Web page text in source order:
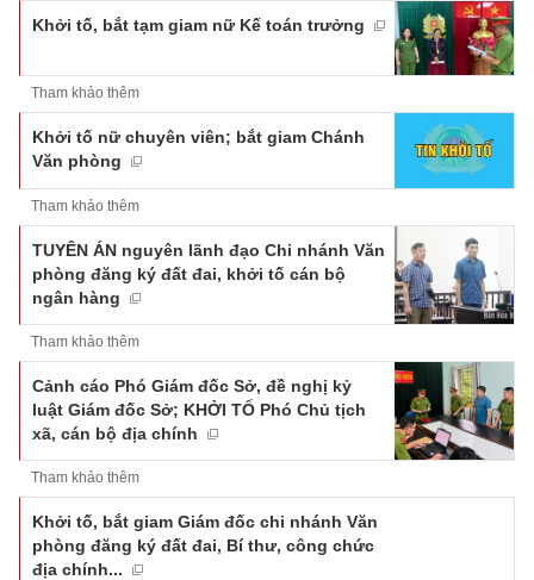
Khởi tố, bắt tạm giam nữ Kế toán trưởng
Tham khảo thêm
Khởi tố nữ chuyên viên; bắt giam Chánh
Văn phòng
Tham khảo thêm
TUYÊN ÁN nguyên lãnh đạo Chi nhánh Văn
phòng đăng ký đất đai, khởi tố cán bộ
ngân hàng
Tham khảo thêm
Cảnh cáo Phó Giám đốc Sở, đề nghị kỷ
luật Giám đốc Sở; KHỞI TỐ Phó Chủ tịch
xã, cán bộ địa chính
Tham khảo thêm
Khởi tố, bắt giam Giám đốc chi nhánh Văn
phòng đăng ký đất đai, Bí thư, công chức
địa chính...